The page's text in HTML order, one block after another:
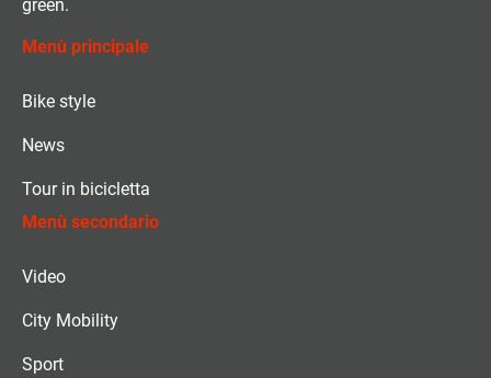
green.
Menù principale
Bike style
News
Tour in bicicletta
Menù secondario
Video
City Mobility
Sport